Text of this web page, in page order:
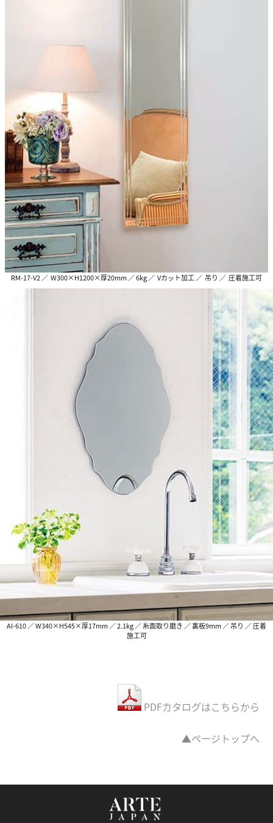
RM-17-V2 ／ W300×H1200×厚20mm ／ 6kg ／ Vカット加工 ／ 吊り ／ 圧着施工可
AI-610 ／ W340×H545×厚17mm ／ 2.1kg ／ 糸面取り磨き ／ 裏板9mm ／ 吊り ／ 圧着
施工可
PDFカタログはこちらから
▲ページトップへ